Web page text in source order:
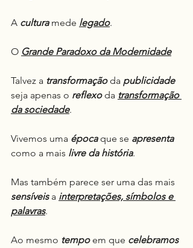
A cultura mede legado.
O Grande Paradoxo da Modernidade
Talvez a transformação da publicidade
seja apenas o reflexo da transformação
da sociedade.
Vivemos uma época que se apresenta
como a mais livre da história.
Mas também parece ser uma das mais
sensíveis a interpretações, símbolos e
palavras.
Ao mesmo tempo em que celebramos